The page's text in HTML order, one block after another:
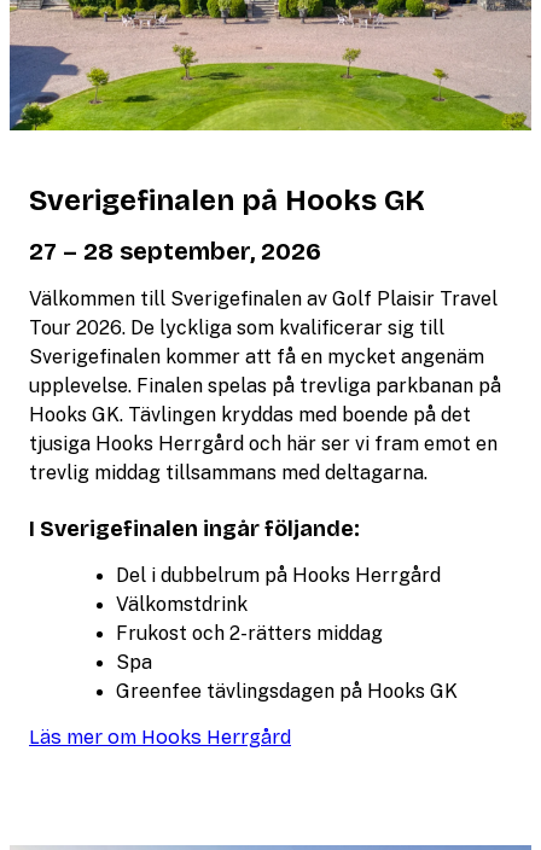
Sverigefinalen på Hooks GK
27 – 28 september, 2026
Välkommen till Sverigefinalen av Golf Plaisir Travel
Tour 2026. De lyckliga som kvalificerar sig till
Sverigefinalen kommer att få en mycket angenäm
upplevelse. Finalen spelas på trevliga parkbanan på
Hooks GK. Tävlingen kryddas med boende på det
tjusiga Hooks Herrgård och här ser vi fram emot en
trevlig middag tillsammans med deltagarna.
I Sverigefinalen ingår följande:
Del i dubbelrum på Hooks Herrgård
Välkomstdrink
Frukost och 2-rätters middag
Spa
Greenfee tävlingsdagen på Hooks GK
Läs mer om Hooks Herrgård